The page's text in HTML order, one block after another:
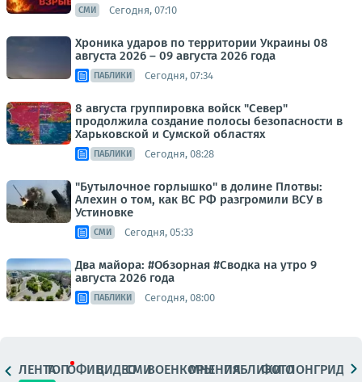
СМИ Сегодня, 07:10
Хроника ударов по территории Украины 08
августа 2026 – 09 августа 2026 года
ПАБЛИКИ Сегодня, 07:34
8 августа группировка войск "Север"
продолжила создание полосы безопасности в
Харьковской и Сумской областях
ПАБЛИКИ Сегодня, 08:28
"Бутылочное горлышко" в долине Плотвы:
Алехин о том, как ВС РФ разгромили ВСУ в
Устиновке
СМИ Сегодня, 05:33
Два майора: #Обзорная #Сводка на утро 9
августа 2026 года
ПАБЛИКИ Сегодня, 08:00
ЛЕНТАТОПОФИЦ.ВИДЕОСМИВОЕНКОРЫМНЕНИЯПАБЛИКИ
ФОТОЛОНГРИДЫ